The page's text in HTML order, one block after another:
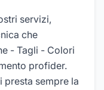
servizi,
che
- Tagli - Colori
profider.
presta sempre la